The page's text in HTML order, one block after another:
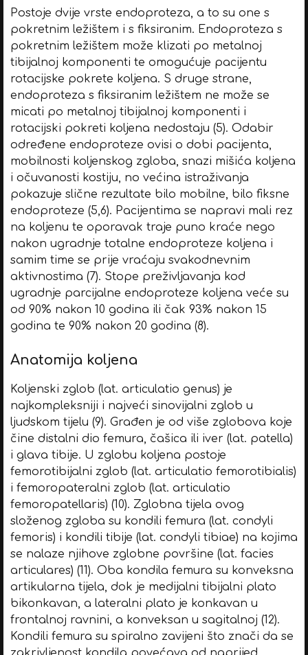
Postoje dvije vrste endoproteza, a to su one s
pokretnim ležištem i s fiksiranim. Endoproteza s
pokretnim ležištem može klizati po metalnoj
tibijalnoj komponenti te omogućuje pacijentu
rotacijske pokrete koljena. S druge strane,
endoproteza s fiksiranim ležištem ne može se
micati po metalnoj tibijalnoj komponenti i
rotacijski pokreti koljena nedostaju (5). Odabir
određene endoproteze ovisi o dobi pacijenta,
mobilnosti koljenskog zgloba, snazi mišića koljena
i očuvanosti kostiju, no većina istraživanja
pokazuje slične rezultate bilo mobilne, bilo fiksne
endoproteze (5,6). Pacijentima se napravi mali rez
na koljenu te oporavak traje puno kraće nego
nakon ugradnje totalne endoproteze koljena i
samim time se prije vraćaju svakodnevnim
aktivnostima (7). Stope preživljavanja kod
ugradnje parcijalne endoproteze koljena veće su
od 90% nakon 10 godina ili čak 93% nakon 15
godina te 90% nakon 20 godina (8).
Anatomija koljena
Koljenski zglob (lat. articulatio genus) je
najkompleksniji i najveći sinovijalni zglob u
ljudskom tijelu (9). Građen je od više zglobova koje
čine distalni dio femura, čašica ili iver (lat. patella)
i glava tibije. U zglobu koljena postoje
femorotibijalni zglob (lat. articulatio femorotibialis)
i femoropateralni zglob (lat. articulatio
femoropatellaris) (10). Zglobna tijela ovog
složenog zgloba su kondili femura (lat. condyli
femoris) i kondili tibije (lat. condyli tibiae) na kojima
se nalaze njihove zglobne površine (lat. facies
articulares) (11). Oba kondila femura su konveksna
artikularna tijela, dok je medijalni tibijalni plato
bikonkavan, a lateralni plato je konkavan u
frontalnoj ravnini, a konveksan u sagitalnoj (12).
Kondili femura su spiralno zavijeni što znači da se